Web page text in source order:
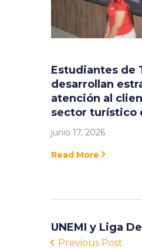
Estudiantes de
desarrollan
atención al
sector turístico
junio 17, 2026
Read More
UNEMI y Liga
Previous Post